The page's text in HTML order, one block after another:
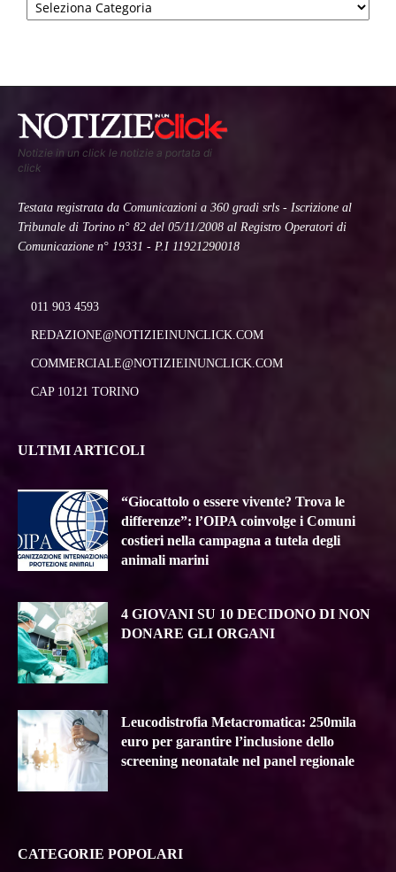
Notizie in un click le notizie a portata di
click
Testata registrata da Comunicazioni a 360 gradi srls - Iscrizione al
Tribunale di Torino n° 82 del 05/11/2008 al Registro Operatori di
Comunicazione n° 19331 - P.I 11921290018
011 903 4593
REDAZIONE@NOTIZIEINUNCLICK.COM
COMMERCIALE@NOTIZIEINUNCLICK.COM
CAP 10121 TORINO
ULTIMI ARTICOLI
“Giocattolo o essere vivente? Trova le
differenze”: l’OIPA coinvolge i Comuni
costieri nella campagna a tutela degli
animali marini
4 GIOVANI SU 10 DECIDONO DI NON
DONARE GLI ORGANI
Leucodistrofia Metacromatica: 250mila
euro per garantire l’inclusione dello
screening neonatale nel panel regionale
CATEGORIE POPOLARI